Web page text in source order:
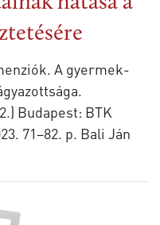
A gyermek-
Budapest: BTK
Néprajztudományi Intézet, 2023. 71–82. p. Bali Ján